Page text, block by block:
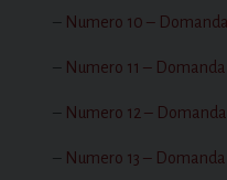
– Numero 10 –
– Numero 11 –
– Numero 12 –
– Numero 13 –